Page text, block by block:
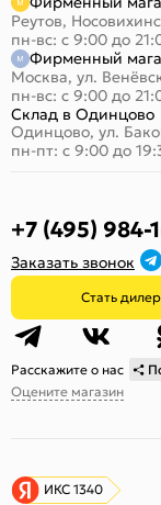
Реутов,
пн-вс: с 9:00 до
Фирменный
Москва, ул.
пн-вс: с 9:00 до
Склад в Одинцово
Одинцово, ул.
пн-пт: с 9:00 до
+7 (495) 984-
Заказать звонок
Стать
Расскажите о нас
Оцените магазин
ИКС 1340